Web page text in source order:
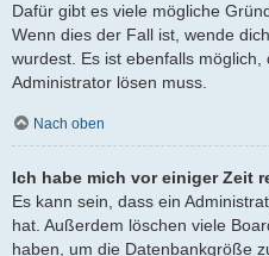
Dafür gibt es viele mögliche
Wenn dies der Fall ist, wende
wurdest. Es ist ebenfalls
Administrator lösen muss.
Nach oben
Ich habe mich vor einiger Zeit
Es kann sein, dass ein
hat. Außerdem löschen viele
haben, um die Datenbankgröße